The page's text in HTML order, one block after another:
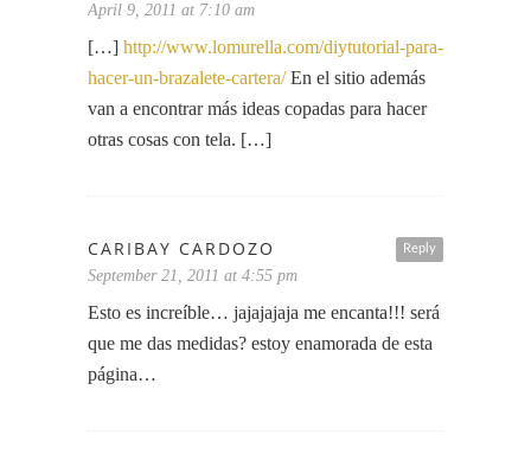
April 9, 2011 at 7:10 am
[…] http://www.lomurella.com/diytutorial-para-
hacer-un-brazalete-cartera/En el sitio además
van a encontrar más ideas copadas para hacer
otras cosas con tela. […]
Reply
CARIBAY CARDOZO
September 21, 2011 at 4:55 pm
Esto es increíble… jajajajaja me encanta!!! será
que me das medidas? estoy enamorada de esta
página…